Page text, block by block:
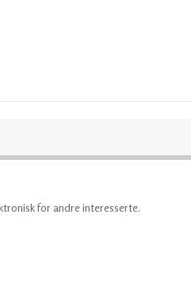
for andre interesserte.